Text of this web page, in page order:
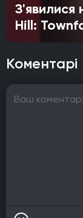
З'явилися
Hill:
Коментарі